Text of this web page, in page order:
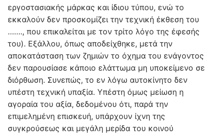
εργοστασιακής μάρκας και ίδιου τύπου, ενώ το
εκκαλούν δεν προσκομίζει την τεχνική έκθεση του
……., που επικαλείται με τον τρίτο λόγο της έφεσής
του). Εξάλλου, όπως αποδείχθηκε, μετά την
αποκατάσταση των ζημιών το όχημα του ενάγοντος
δεν παρουσίασε κάποιο ελάττωμα μη υποκείμενο σε
διόρθωση. Συνεπώς, το εν λόγω αυτοκίνητο δεν
υπέστη τεχνική υπαξία. Υπέστη όμως μείωση η
αγοραία του αξία, δεδομένου ότι, παρά την
επιμελημένη επισκευή, υπάρχουν ίχνη της
συγκρούσεως και μεγάλη μερίδα του κοινού